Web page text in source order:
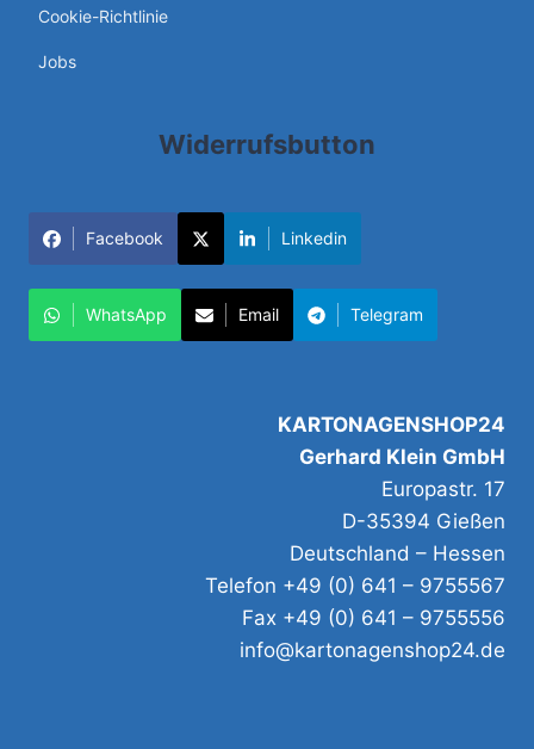
Cookie-Richtlinie
Jobs
Widerrufsbutton
Facebook Linkedin
WhatsApp Email Telegram
KARTONAGENSHOP24
Gerhard Klein GmbH
Europastr. 17
D-35394 Gießen
Deutschland – Hessen
Telefon +49 (0) 641 – 9755567
Fax +49 (0) 641 – 9755556
info@kartonagenshop24.de